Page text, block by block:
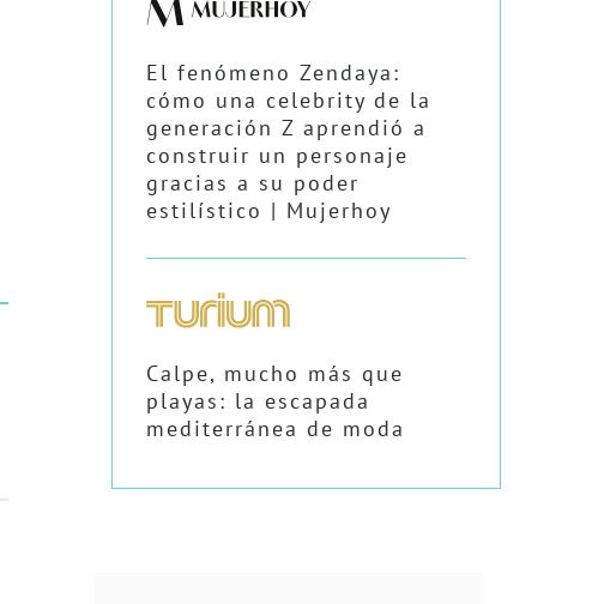
El fenómeno Zendaya:
cómo una celebrity de la
generación Z aprendió a
construir un personaje
gracias a su poder
estilístico | Mujerhoy
Calpe, mucho más que
playas: la escapada
mediterránea de moda